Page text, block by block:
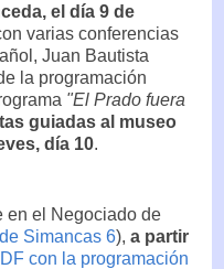
el día 9 de
varias conferencias
Juan Bautista
la programación
"El Prado fuera
guiadas al museo
día 10.
en el Negociado de
Simancas 6), a partir
con la programación